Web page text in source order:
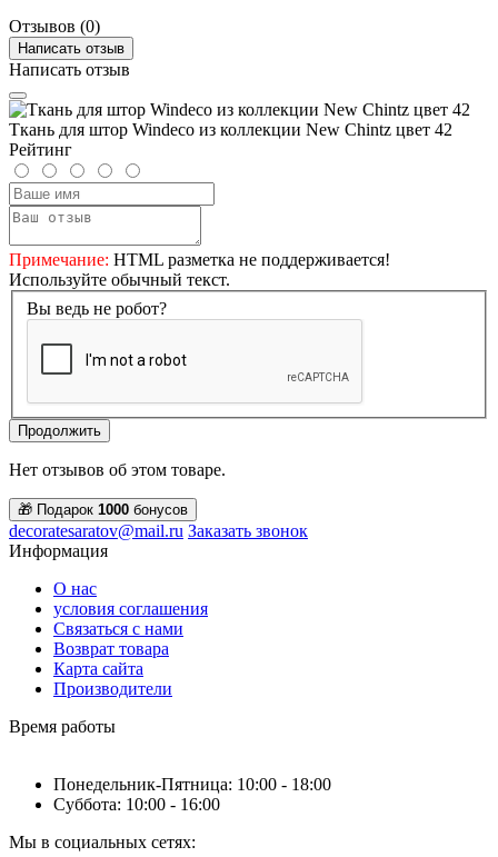
Отзывов (0)
Написать отзыв
Написать отзыв
Ткань для штор Windeco из коллекции New Chintz цвет 42
Рейтинг
Примечание: HTML разметка не поддерживается!
Используйте обычный текст.
Вы ведь не робот?
Продолжить
Нет отзывов об этом товаре.
🎁 Подарок 1000 бонусов
decoratesaratov@mail.ru Заказать звонок
Информация
О нас
условия соглашения
Связаться с нами
Возврат товара
Карта сайта
Производители
Время работы
Понедельник-Пятница: 10:00 - 18:00
Суббота: 10:00 - 16:00
Мы в социальных сетях: